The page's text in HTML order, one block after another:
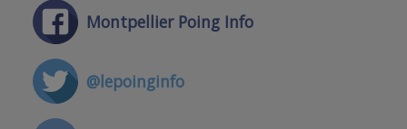
Montpellier Poing Info
@lepoinginfo